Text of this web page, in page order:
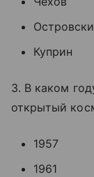
Куприн
3. В каком
открытый
1957
1961